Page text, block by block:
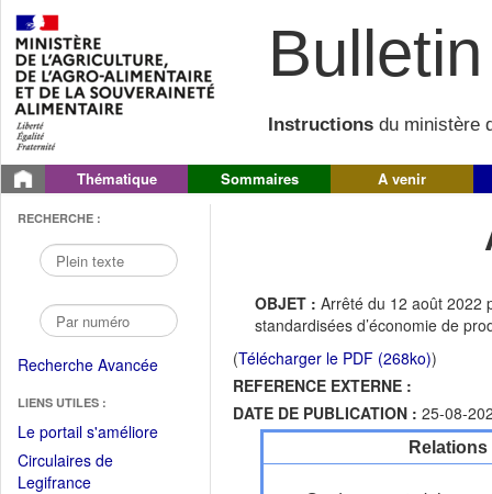
Instructions du ministère
Thématique Sommaires A venir
RECHERCHE :
Recherche Avancée
LIENS UTILES :
Le portail s'améliore(Fichier
Circulaires de
Legifrance(Ouvrir
OBJET : Arrêté du 12 août 2022
standardisées d’économie de
(Télécharger le PDF (268ko))
REFERENCE EXTERNE :
DATE DE PUBLICATION : 25-08-